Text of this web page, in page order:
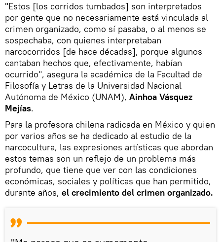
"Estos [los corridos tumbados] son interpretados
por gente que no necesariamente está vinculada al
crimen organizado, como sí pasaba, o al menos se
sospechaba, con quienes interpretaban
narcocorridos [de hace décadas], porque algunos
cantaban hechos que, efectivamente, habían
ocurrido", asegura la académica de la Facultad de
Filosofía y Letras de la Universidad Nacional
Autónoma de México (UNAM), Ainhoa Vásquez
Mejías.
Para la profesora chilena radicada en México y quien
por varios años se ha dedicado al estudio de la
narcocultura, las expresiones artísticas que abordan
estos temas son un reflejo de un problema más
profundo, que tiene que ver con las condiciones
económicas, sociales y políticas que han permitido,
durante años, el crecimiento del crimen organizado.